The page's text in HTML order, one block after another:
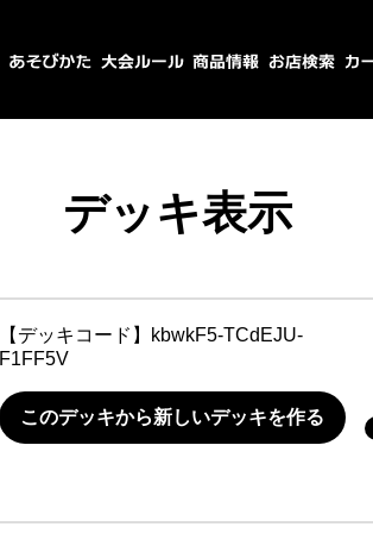
デッキ表示
【デッキコード】
kbwkF5-TCdEJU-
F1FF5V
このデッキから新しいデッキを作る